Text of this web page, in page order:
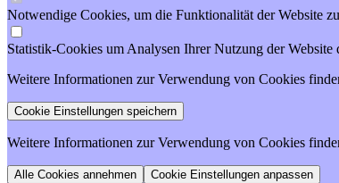
Notwendige Cookies, um die Funktionalität der Website
Statistik-Cookies um Analysen Ihrer Nutzung der
Weitere Informationen zur Verwendung von Cookies
Weitere Informationen zur Verwendung von Cookies
Cookie Einstellungen anpassen